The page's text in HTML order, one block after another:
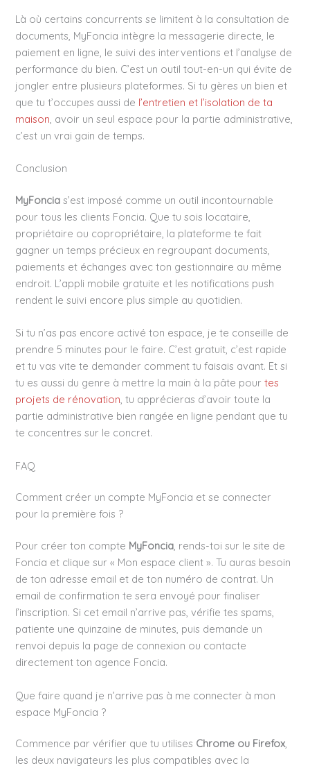
Là où certains concurrents se limitent à la consultation de
documents, MyFoncia intègre la messagerie directe, le
paiement en ligne, le suivi des interventions et l’analyse de
performance du bien. C’est un outil tout-en-un qui évite de
jongler entre plusieurs plateformes. Si tu gères un bien et
que tu t’occupes aussi de l’entretien et l’isolation de ta
maison , avoir un seul espace pour la partie administrative,
c’est un vrai gain de temps.
Conclusion
MyFoncia s’est imposé comme un outil incontournable
pour tous les clients Foncia. Que tu sois locataire,
propriétaire ou copropriétaire, la plateforme te fait
gagner un temps précieux en regroupant documents,
paiements et échanges avec ton gestionnaire au même
endroit. L’appli mobile gratuite et les notifications push
rendent le suivi encore plus simple au quotidien.
Si tu n’as pas encore activé ton espace, je te conseille de
prendre 5 minutes pour le faire. C’est gratuit, c’est rapide
et tu vas vite te demander comment tu faisais avant. Et si
tu es aussi du genre à mettre la main à la pâte pourtes
projets de rénovation, tu apprécieras d’avoir toute la
partie administrative bien rangée en ligne pendant que tu
te concentres sur le concret.
FAQ
Comment créer un compte MyFoncia et se connecter
pour la première fois ?
Pour créer ton compte MyFoncia, rends-toi sur le site de
Foncia et clique sur « Mon espace client ». Tu auras besoin
de ton adresse email et de ton numéro de contrat. Un
email de confirmation te sera envoyé pour finaliser
l’inscription. Si cet email n’arrive pas, vérifie tes spams,
patiente une quinzaine de minutes, puis demande un
renvoi depuis la page de connexion ou contacte
directement ton agence Foncia.
Que faire quand je n’arrive pas à me connecter à mon
espace MyFoncia ?
Commence par vérifier que tu utilises Chrome ou Firefox,
les deux navigateurs les plus compatibles avec la